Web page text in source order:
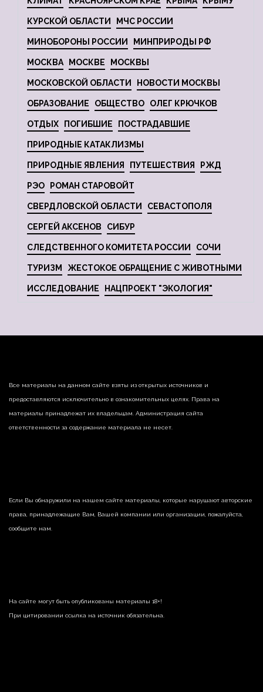
КУРСКОЙ ОБЛАСТИ МЧС РОССИИ
МИНОБОРОНЫ РОССИИ МИНПРИРОДЫ РФ
МОСКВА МОСКВЕ МОСКВЫ
МОСКОВСКОЙ ОБЛАСТИ НОВОСТИ МОСКВЫ
ОБРАЗОВАНИЕ ОБЩЕСТВО ОЛЕГ КРЮЧКОВ
ОТДЫХ ПОГИБШИЕ ПОСТРАДАВШИЕ
ПРИРОДНЫЕ КАТАКЛИЗМЫ
ПРИРОДНЫЕ ЯВЛЕНИЯ ПУТЕШЕСТВИЯ РЖД
РЭО РОМАН СТАРОВОЙТ
СВЕРДЛОВСКОЙ ОБЛАСТИ СЕВАСТОПОЛЯ
СЕРГЕЙ АКСЕНОВ СИБУР
СЛЕДСТВЕННОГО КОМИТЕТА РОССИИ СОЧИ
ТУРИЗМ ЖЕСТОКОЕ ОБРАЩЕНИЕ С ЖИВОТНЫМИ
ИССЛЕДОВАНИЕ НАЦПРОЕКТ "ЭКОЛОГИЯ"
Все материалы на данном сайте взяты из открытых источников и
предоставляются исключительно в ознакомительных целях. Права на
материалы принадлежат их владельцам. Администрация сайта
ответственности за содержание материала не несет.
Если Вы обнаружили на нашем сайте материалы, которые нарушают авторские
права, принадлежащие Вам, Вашей компании или организации, пожалуйста,
сообщите нам.
На сайте могут быть опубликованы материалы 18+!
При цитировании ссылка на источник обязательна.